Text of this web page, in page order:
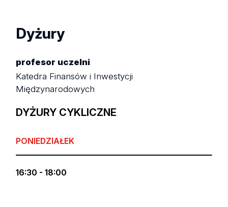
Dyżury
profesor uczelni
Katedra Finansów i Inwestycji
Międzynarodowych
DYŻURY CYKLICZNE
PONIEDZIAŁEK
16:30 - 18:00